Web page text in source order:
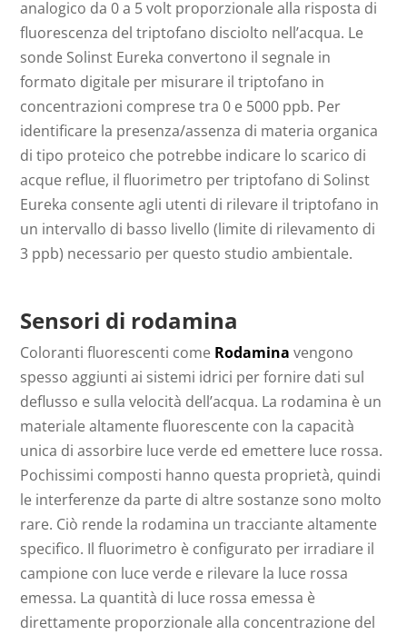
analogico da 0 a 5 volt proporzionale alla risposta di
fluorescenza del triptofano disciolto nell’acqua. Le
sonde Solinst Eureka convertono il segnale in
formato digitale per misurare il triptofano in
concentrazioni comprese tra 0 e 5000 ppb. Per
identificare la presenza/assenza di materia organica
di tipo proteico che potrebbe indicare lo scarico di
acque reflue, il fluorimetro per triptofano di Solinst
Eureka consente agli utenti di rilevare il triptofano in
un intervallo di basso livello (limite di rilevamento di
3 ppb) necessario per questo studio ambientale.
Sensori di rodamina
Coloranti fluorescenti come Rodamina vengono
spesso aggiunti ai sistemi idrici per fornire dati sul
deflusso e sulla velocità dell’acqua. La rodamina è un
materiale altamente fluorescente con la capacità
unica di assorbire luce verde ed emettere luce rossa.
Pochissimi composti hanno questa proprietà, quindi
le interferenze da parte di altre sostanze sono molto
rare. Ciò rende la rodamina un tracciante altamente
specifico. Il fluorimetro è configurato per irradiare il
campione con luce verde e rilevare la luce rossa
emessa. La quantità di luce rossa emessa è
direttamente proporzionale alla concentrazione del